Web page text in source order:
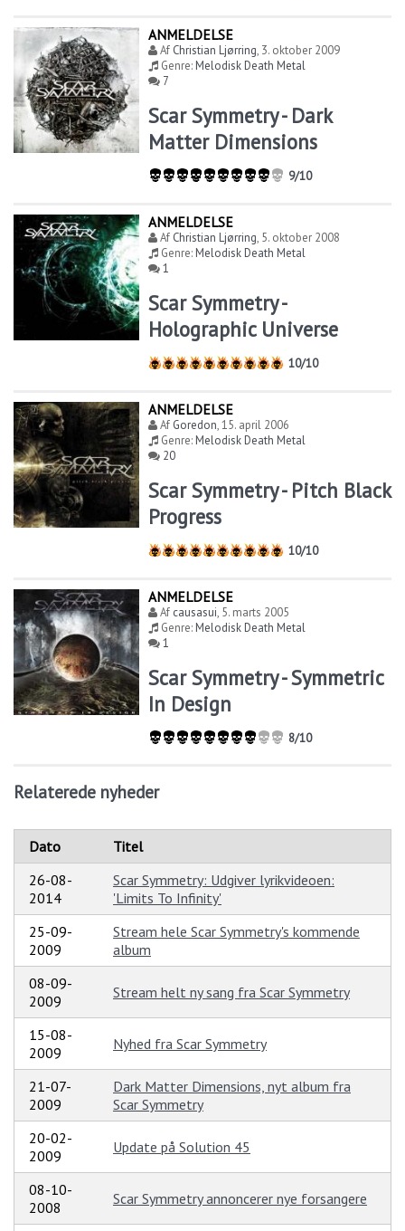
ANMELDELSE
Af Christian Ljørring, 3. oktober 2009
Genre:Melodisk Death Metal
7
Scar Symmetry - Dark
Matter Dimensions
9/10
ANMELDELSE
Af Christian Ljørring, 5. oktober 2008
Genre:Melodisk Death Metal
1
Scar Symmetry -
Holographic Universe
10/10
ANMELDELSE
Af Goredon,15. april 2006
Genre:Melodisk Death Metal
20
Scar Symmetry - Pitch Black
Progress
10/10
ANMELDELSE
Af causasui, 5. marts 2005
Genre:Melodisk Death Metal
1
Scar Symmetry - Symmetric
In Design
8/10
Relaterede nyheder
Dato
Titel
26-08-
2014
Scar Symmetry: Udgiver lyrikvideoen:
'Limits To Infinity'
25-09-
2009
Stream hele Scar Symmetry's kommende
album
08-09-
2009
Stream helt ny sang fra Scar Symmetry
15-08-
2009
Nyhed fra Scar Symmetry
21-07-
2009
Dark Matter Dimensions, nyt album fra
Scar Symmetry
20-02-
2009
Update på Solution 45
08-10-
2008
Scar Symmetry annoncerer nye forsangere